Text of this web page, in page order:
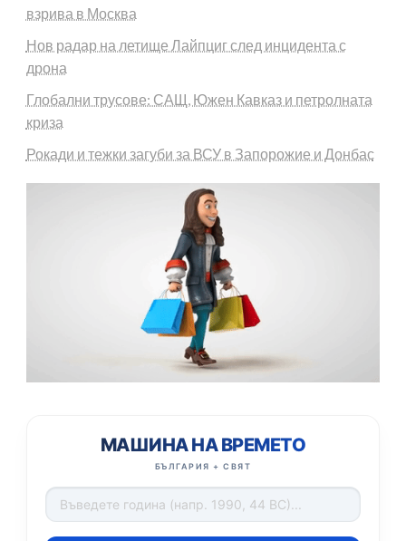
взрива в Москва
Нов радар на летище Лайпциг след инцидента с
дрона
Глобални трусове: САЩ, Южен Кавказ и петролната
криза
Рокади и тежки загуби за ВСУ в Запорожие и Донбас
МАШИНА НА ВРЕМЕТО
БЪЛГАРИЯ + СВЯТ